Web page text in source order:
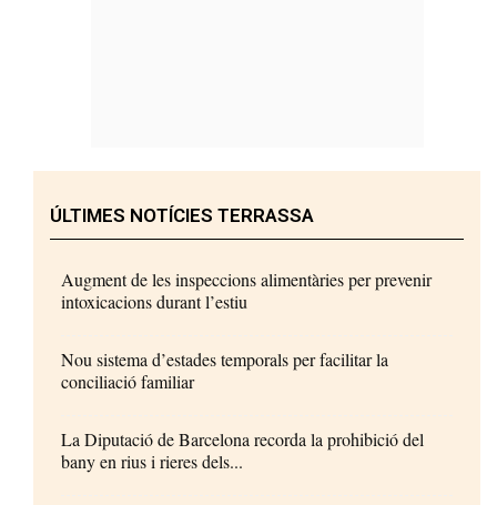
ÚLTIMES NOTÍCIES TERRASSA
Augment de les inspeccions alimentàries per prevenir
intoxicacions durant l’estiu
Nou sistema d’estades temporals per facilitar la
conciliació familiar
La Diputació de Barcelona recorda la prohibició del
bany en rius i rieres dels...